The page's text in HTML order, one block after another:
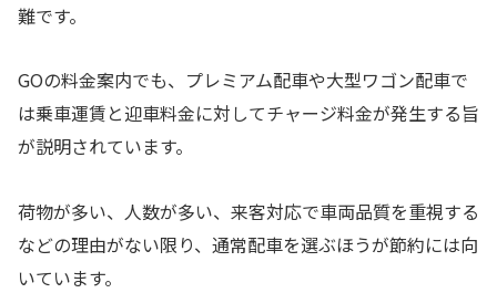
難です。
GOの料金案内でも、プレミアム配車や大型ワゴン配車で
は乗車運賃と迎車料金に対してチャージ料金が発生する旨
が説明されています。
荷物が多い、人数が多い、来客対応で車両品質を重視する
などの理由がない限り、通常配車を選ぶほうが節約には向
いています。